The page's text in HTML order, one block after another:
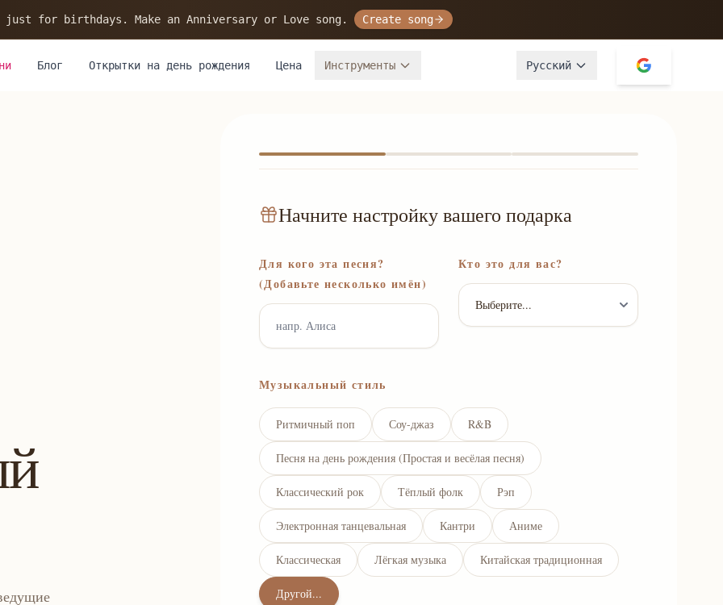
just for birthdays. Make an Anniversary or Love song. Create song
Блог Открытки на день рождения Цена Инструменты Русский
Начните настройку вашего подарка
Для кого эта песня?
(Добавьте несколько имён)
Кто это для вас?
Музыкальный стиль
Ритмичный поп Соу-джаз R&B
Песня на день рождения (Простая и весёлая песня)
Классический рок Тёплый фолк Рэп
Электронная танцевальная Кантри Аниме
Классическая Лёгкая музыка Китайская традиционная
Другой...